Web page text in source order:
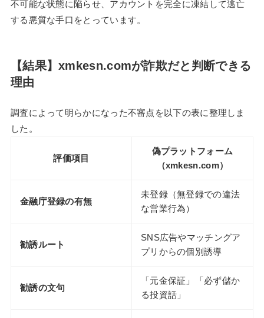
不可能な状態に陥らせ、アカウントを完全に凍結して逃亡
する悪質な手口をとっています。
【結果】xmkesn.comが詐欺だと判断できる
理由
調査によって明らかになった不審点を以下の表に整理しま
した。
評価項目
偽プラットフォーム
（xmkesn.com）
金融庁登録の有無
未登録（無登録での違法
な営業行為）
勧誘ルート
SNS広告やマッチングア
プリからの個別誘導
勧誘の文句
「元金保証」「必ず儲か
る投資話」